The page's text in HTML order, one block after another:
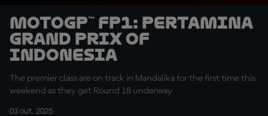
MotoGP™ FP1: Pertamina
Grand Prix of
Indonesia
The premier class are on track in Mandalika for the first time this
weekend as they get Round 18 underway
03 out. 2025